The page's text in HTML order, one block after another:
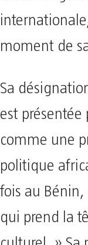
moment de
Sa
est présentée
comme une
politique
fois au Bénin,
qui prend la